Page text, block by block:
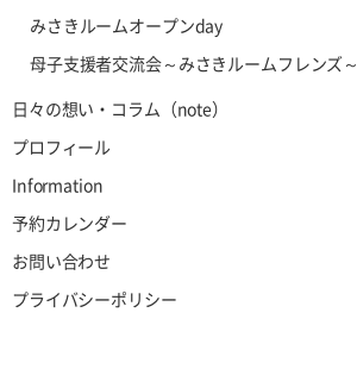
みさきルームオープンday
母子支援者交流会～みさきルームフレンズ～
日々の想い・コラム（note）
プロフィール
Information
予約カレンダー
お問い合わせ
プライバシーポリシー